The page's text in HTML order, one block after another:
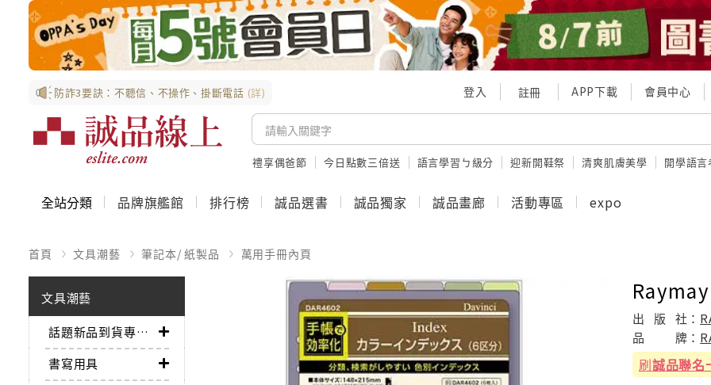
防詐3要訣：不聽信、不操作、掛斷電話 (詳) 登入 註冊 APP下載 會員中心
禮享偶爸節 今日點數三倍送 語言學習ㄅ級分 迎新開鞋祭 清爽肌膚美學 開學語
全站分類 品牌旗艦館 排行榜 誠品選書 誠品獨家 誠品畫廊 活動專區 expo
首頁 文具潮藝 筆記本/ 紙製品 萬用手冊內頁
文具潮藝
話題新品到貨專區➤
書寫用具
出 版 社：
品
牌：
刷誠品聯名